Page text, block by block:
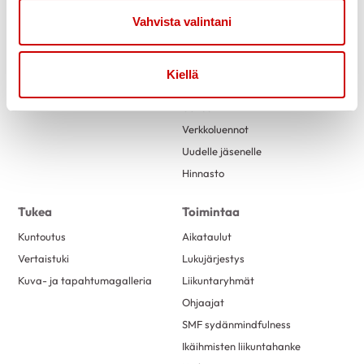
Vahvista valintani
Kiellä
Tietoa
Verkkoluennot
Uudelle jäsenelle
Hinnasto
Tukea
Kuntoutus
Vertaistuki
Kuva- ja tapahtumagalleria
Toimintaa
Aikataulut
Lukujärjestys
Liikuntaryhmät
Ohjaajat
SMF sydänmindfulness
Ikäihmisten liikuntahanke